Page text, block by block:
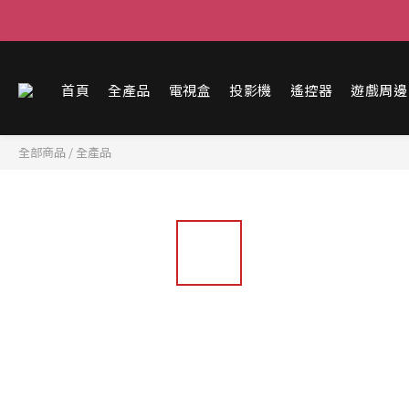
首頁 全產品 電視盒 投影機 遙控器 遊戲周邊
全部商品 / 全產品